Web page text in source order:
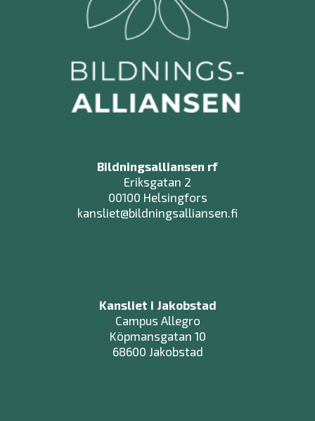
Bildningsalliansen rf
Eriksgatan 2
00100 Helsingfors
kansliet@bildningsalliansen.fi
Kansliet i Jakobstad
Campus Allegro
Köpmansgatan 10
68600 Jakobstad